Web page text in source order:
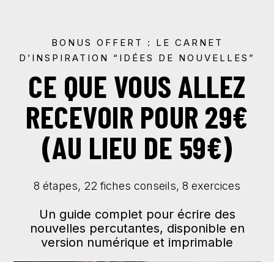
BONUS OFFERT : LE CARNET
D’INSPIRATION “IDÉES DE NOUVELLES”
CE QUE VOUS ALLEZ
RECEVOIR POUR 29€
(AU LIEU DE 59€)
8 étapes, 22 fiches conseils, 8 exercices
Un guide complet pour écrire des
nouvelles percutantes, disponible en
version numérique et imprimable